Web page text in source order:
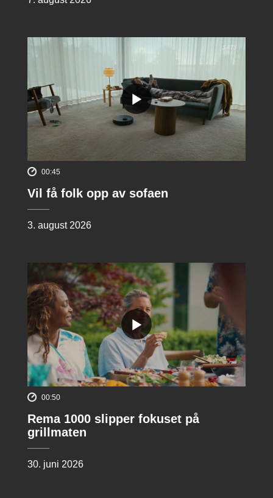
00:45
Vil få folk opp av sofaen
3. august 2026
00:50
Rema 1000 slipper fokuset på
grillmaten
30. juni 2026